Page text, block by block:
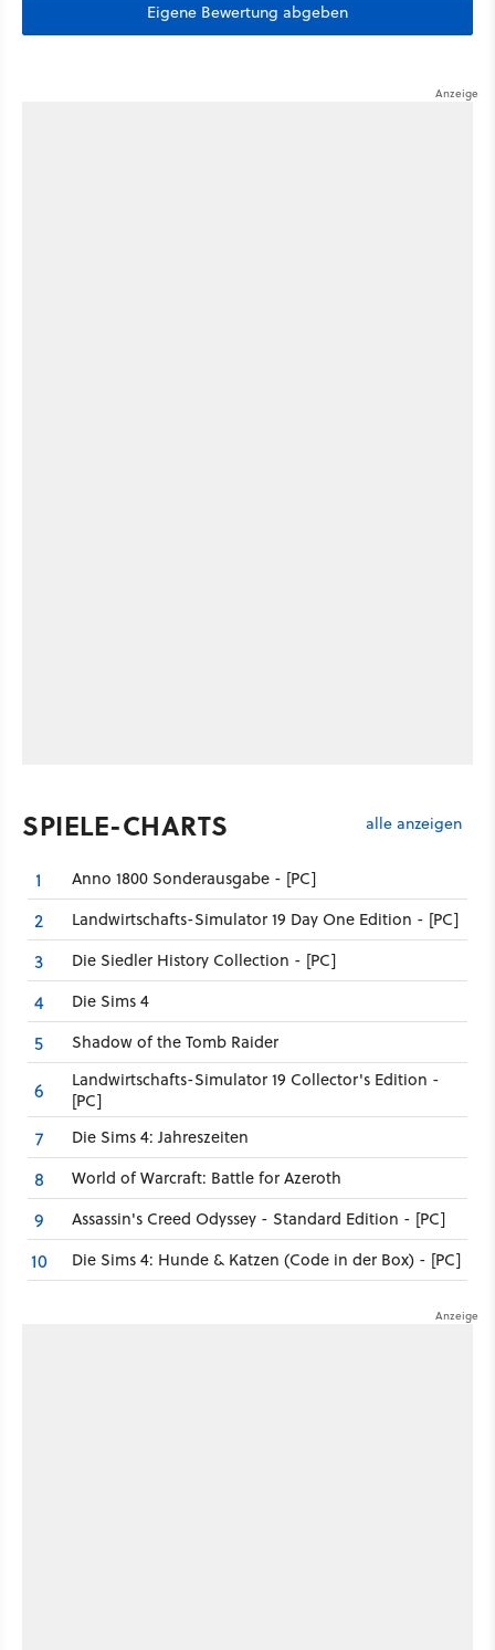
Eigene Bewertung abgeben
SPIELE-CHARTS alle anzeigen
1 Anno 1800 Sonderausgabe - [PC]
2 Landwirtschafts-Simulator 19 Day One Edition - [PC]
3 Die Siedler History Collection - [PC]
4 Die Sims 4
5 Shadow of the Tomb Raider
6
Landwirtschafts-Simulator 19 Collector's Edition -
[PC]
7 Die Sims 4: Jahreszeiten
8 World of Warcraft: Battle for Azeroth
9 Assassin's Creed Odyssey - Standard Edition - [PC]
10 Die Sims 4: Hunde & Katzen (Code in der Box) - [PC]